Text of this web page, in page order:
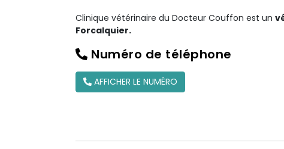
Clinique vétérinaire du Docteur Couffon est un
Forcalquier.
Numéro de téléphone
AFFICHER LE NUMÉRO